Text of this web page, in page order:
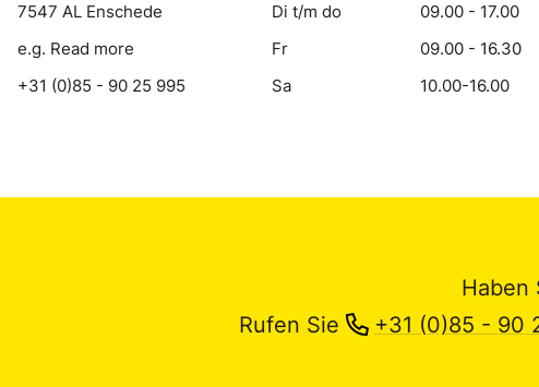
7547 AL Enschede
e.g. Read more
+31 (0)85 - 90 25 995
Di t/m do
09.00 - 17.00
Fr
09.00 - 16.30
Sa
10.00-16.00
Haben
Rufen Sie
+31 (0)85 - 90